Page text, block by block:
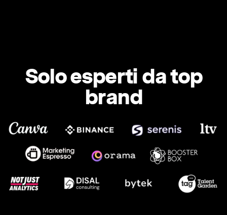
Solo esperti da top
brand